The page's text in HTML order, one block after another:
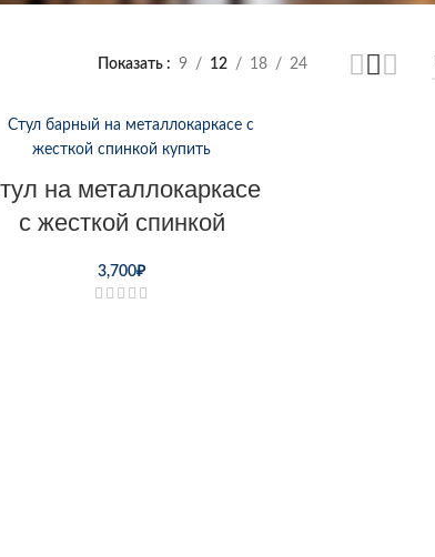
Показать 9 12 18 24
на металлокаркасе
с жесткой спинкой
3,700₽